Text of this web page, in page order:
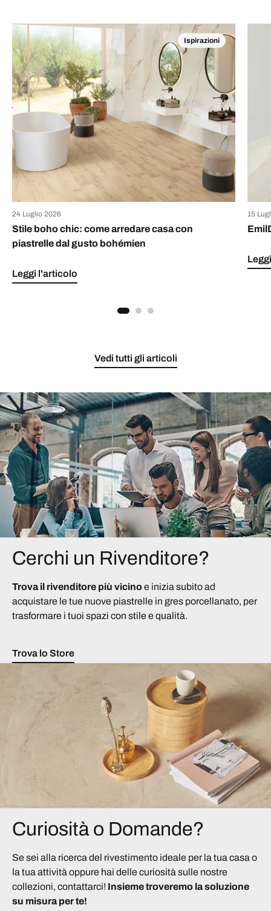
Ispirazioni
24 Luglio 2026
Stile boho chic: come arredare casa con
piastrelle dal gusto bohémien
Leggi l'articolo
15
Vedi tutti gli articoli
Cerchi un Rivenditore?
Trova il rivenditore più vicinoe inizia subito ad
acquistare le tue nuove piastrelle in gres porcellanato, per
trasformare i tuoi spazi con stile e qualità.
Trova lo Store
Curiosità o Domande?
Se sei alla ricerca del rivestimento ideale per la tua casa o
la tua attività oppure hai delle curiosità sulle nostre
collezioni, contattarci! Insieme troveremo la soluzione
su misura per te!